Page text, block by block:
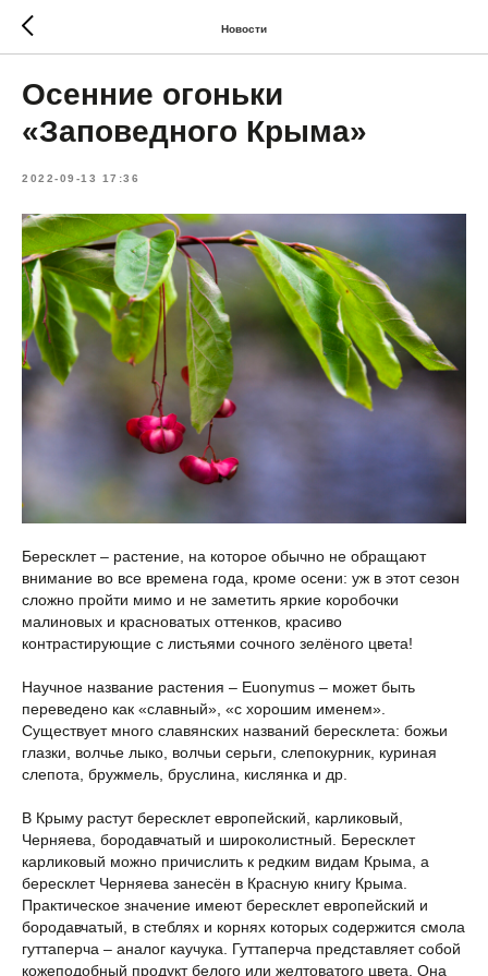
Новости
Осенние огоньки
«Заповедного Крыма»
2022-09-13 17:36
Бересклет – растение, на которое обычно не обращают
внимание во все времена года, кроме осени: уж в этот сезон
сложно пройти мимо и не заметить яркие коробочки
малиновых и красноватых оттенков, красиво
контрастирующие с листьями сочного зелёного цвета!
Научное название растения – Euonymus – может быть
переведено как «славный», «с хорошим именем».
Существует много славянских названий бересклета: божьи
глазки, волчье лыко, волчьи серьги, слепокурник, куриная
слепота, бружмель, бруслина, кислянка и др.
В Крыму растут бересклет европейский, карликовый,
Черняева, бородавчатый и широколистный. Бересклет
карликовый можно причислить к редким видам Крыма, а
бересклет Черняева занесён в Красную книгу Крыма.
Практическое значение имеют бересклет европейский и
бородавчатый, в стеблях и корнях которых содержится смола
гуттаперча – аналог каучука. Гуттаперча представляет собой
кожеподобный продукт белого или желтоватого цвета. Она